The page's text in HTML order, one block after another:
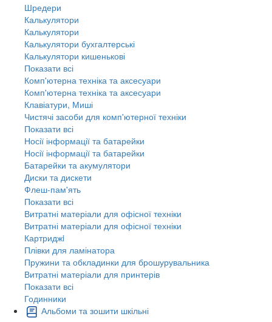
Шредери
Калькулятори
Калькулятори
Калькулятори бухгалтерські
Калькулятори кишенькові
Показати всі
Комп'ютерна техніка та аксесуари
Комп'ютерна техніка та аксесуари
Клавіатури, Миші
Чистячі засоби для комп'ютерної техніки
Показати всі
Носії інформації та батарейки
Носії інформації та батарейки
Батарейки та акумулятори
Диски та дискети
Флеш-пам'ять
Показати всі
Витратні матеріали для офісної техніки
Витратні матеріали для офісної техніки
Картриджi
Плівки для ламінатора
Пружини та обкладинки для брошурувальника
Витратні матеріали для принтерів
Показати всі
Годинники
Альбоми та зошити шкільні